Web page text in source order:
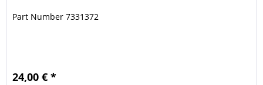
Part Number 7331372
24,00 € *